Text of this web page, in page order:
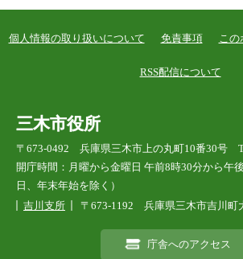
個人情報の取り扱いについて 免責事項 この
RSS配信について
三木市役所
〒673-0492 兵庫県三木市上の丸町10番30号
開庁時間：月曜から金曜日 午前8時30分から午
日、年末年始を除く）
吉川支所
〒673-1192 兵庫県三木市吉川町
庁舎へのアクセス